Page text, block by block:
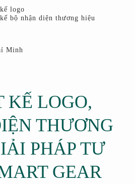
logo
bộ nhận diện thương hiệu
Minh
KẾ LOGO,
THƯƠNG
PHÁP TƯ
GEAR